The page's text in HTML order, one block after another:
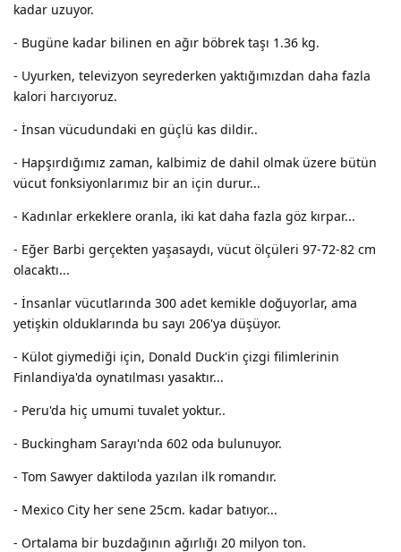
kadar uzuyor.
- Bugüne kadar bilinen en ağır böbrek taşı 1.36 kg.
- Uyurken, televizyon seyrederken yaktığımızdan daha fazla
kalori harcıyoruz.
- İnsan vücudundaki en güçlü kas dildir..
- Hapşırdığımız zaman, kalbimiz de dahil olmak üzere bütün
vücut fonksiyonlarımız bir an için durur...
- Kadınlar erkeklere oranla, iki kat daha fazla göz kırpar...
- Eğer Barbi gerçekten yaşasaydı, vücut ölçüleri 97-72-82 cm
olacaktı...
- İnsanlar vücutlarında 300 adet kemikle doğuyorlar, ama
yetişkin olduklarında bu sayı 206'ya düşüyor.
- Külot giymediği için, Donald Duck'in çizgi filimlerinin
Finlandiya'da oynatılması yasaktır...
- Peru'da hiç umumi tuvalet yoktur..
- Buckingham Sarayı'nda 602 oda bulunuyor.
- Tom Sawyer daktiloda yazılan ilk romandır.
- Mexico City her sene 25cm. kadar batıyor...
- Ortalama bir buzdağının ağırlığı 20 milyon ton.